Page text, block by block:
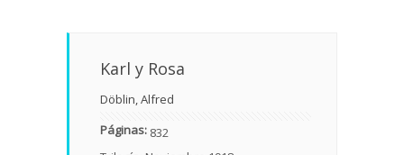
Karl y Rosa
Döblin, Alfred
Páginas: 832